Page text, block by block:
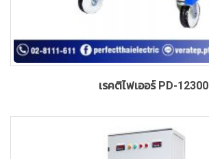
เรคติไฟเออร์ PD-12300